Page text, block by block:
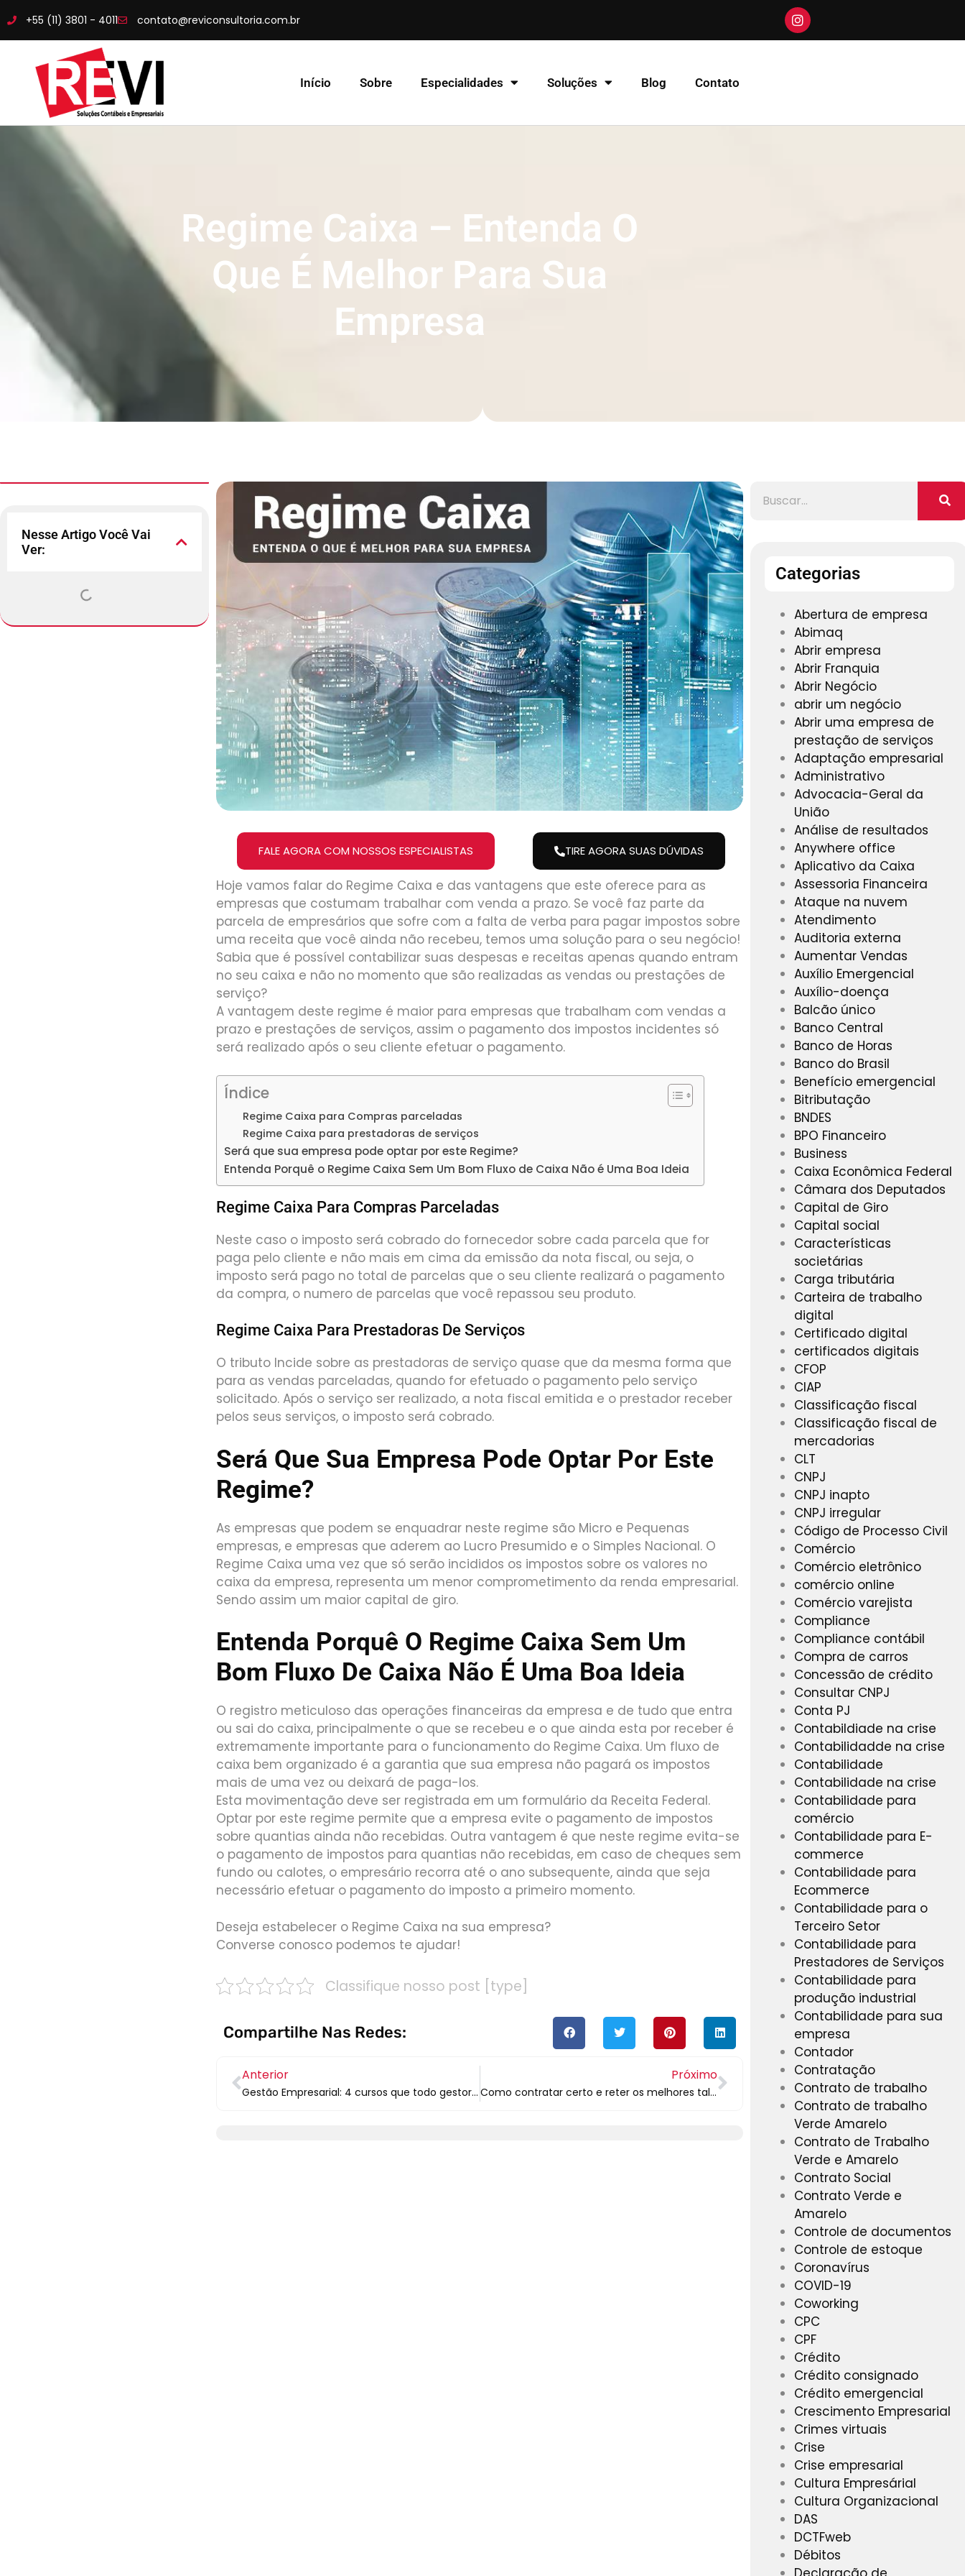
+55 (11) 3801 - 4011 contato@reviconsultoria.com.br
Início Sobre Especialidades Soluções Blog Contato
Regime Caixa – Entenda O
Que É Melhor Para Sua
Empresa
Nesse Artigo Você Vai
Ver:
FALE AGORA COM NOSSOS ESPECIALISTAS TIRE AGORA SUAS DÚVIDAS
Hoje vamos falar do Regime Caixa e das vantagens que este oferece para as
empresas que costumam trabalhar com venda a prazo. Se você faz parte da
parcela de empresários que sofre com a falta de verba para pagar impostos sobre
uma receita que você ainda não recebeu, temos uma solução para o seu negócio!
Sabia que é possível contabilizar suas despesas e receitas apenas quando entram
no seu caixa e não no momento que são realizadas as vendas ou prestações de
serviço?
A vantagem deste regime é maior para empresas que trabalham com vendas a
prazo e prestações de serviços, assim o pagamento dos impostos incidentes só
será realizado após o seu cliente efetuar o pagamento.
Índice
Regime Caixa para Compras parceladas
Regime Caixa para prestadoras de serviços
Será que sua empresa pode optar por este Regime?
Entenda Porquê o Regime Caixa Sem Um Bom Fluxo de Caixa Não é Uma Boa Ideia
Regime Caixa Para Compras Parceladas
Neste caso o imposto será cobrado do fornecedor sobre cada parcela que for
paga pelo cliente e não mais em cima da emissão da nota fiscal, ou seja, o
imposto será pago no total de parcelas que o seu cliente realizará o pagamento
da compra, o numero de parcelas que você repassou seu produto.
Regime Caixa Para Prestadoras De Serviços
O tributo Incide sobre as prestadoras de serviço quase que da mesma forma que
para as vendas parceladas, quando for efetuado o pagamento pelo serviço
solicitado. Após o serviço ser realizado, a nota fiscal emitida e o prestador receber
pelos seus serviços, o imposto será cobrado.
Será Que Sua Empresa Pode Optar Por Este
Regime?
As empresas que podem se enquadrar neste regime são Micro e Pequenas
empresas, e empresas que aderem ao Lucro Presumido e o Simples Nacional. O
Regime Caixa uma vez que só serão incididos os impostos sobre os valores no
caixa da empresa, representa um menor comprometimento da renda empresarial.
Sendo assim um maior capital de giro.
Entenda Porquê O Regime Caixa Sem Um
Bom Fluxo De Caixa Não É Uma Boa Ideia
O registro meticuloso das operações financeiras da empresa e de tudo que entra
ou sai do caixa, principalmente o que se recebeu e o que ainda esta por receber é
extremamente importante para o funcionamento do Regime Caixa. Um fluxo de
caixa bem organizado é a garantia que sua empresa não pagará os impostos
mais de uma vez ou deixará de paga-los.
Esta movimentação deve ser registrada em um formulário da Receita Federal.
Optar por este regime permite que a empresa evite o pagamento de impostos
sobre quantias ainda não recebidas. Outra vantagem é que neste regime evita-se
o pagamento de impostos para quantias não recebidas, em caso de cheques sem
fundo ou calotes, o empresário recorra até o ano subsequente, ainda que seja
necessário efetuar o pagamento do imposto a primeiro momento.
Deseja estabelecer o Regime Caixa na sua empresa?
Converse conosco podemos te ajudar!
Classifique nosso post [type]
Compartilhe Nas Redes:
Anterior
Gestão Empresarial: 4 cursos que todo gestor deve fazer!
Próximo
Como contratar certo e reter os melhores talentos em sua empresa?
Categorias
Abertura de empresa
Abimaq
Abrir empresa
Abrir Franquia
Abrir Negócio
abrir um negócio
Abrir uma empresa de
prestação de serviços
Adaptação empresarial
Administrativo
Advocacia-Geral da
União
Análise de resultados
Anywhere office
Aplicativo da Caixa
Assessoria Financeira
Ataque na nuvem
Atendimento
Auditoria externa
Aumentar Vendas
Auxílio Emergencial
Auxílio-doença
Balcão único
Banco Central
Banco de Horas
Banco do Brasil
Benefício emergencial
Bitributação
BNDES
BPO Financeiro
Business
Caixa Econômica Federal
Câmara dos Deputados
Capital de Giro
Capital social
Características
societárias
Carga tributária
Carteira de trabalho
digital
Certificado digital
certificados digitais
CFOP
CIAP
Classificação fiscal
Classificação fiscal de
mercadorias
CLT
CNPJ
CNPJ inapto
CNPJ irregular
Código de Processo Civil
Comércio
Comércio eletrônico
comércio online
Comércio varejista
Compliance
Compliance contábil
Compra de carros
Concessão de crédito
Consultar CNPJ
Conta PJ
Contabildiade na crise
Contabilidadde na crise
Contabilidade
Contabilidade na crise
Contabilidade para
comércio
Contabilidade para E-
commerce
Contabilidade para
Ecommerce
Contabilidade para o
Terceiro Setor
Contabilidade para
Prestadores de Serviços
Contabilidade para
produção industrial
Contabilidade para sua
empresa
Contador
Contratação
Contrato de trabalho
Contrato de trabalho
Verde Amarelo
Contrato de Trabalho
Verde e Amarelo
Contrato Social
Contrato Verde e
Amarelo
Controle de documentos
Controle de estoque
Coronavírus
COVID-19
Coworking
CPC
CPF
Crédito
Crédito consignado
Crédito emergencial
Crescimento Empresarial
Crimes virtuais
Crise
Crise empresarial
Cultura Empresárial
Cultura Organizacional
DAS
DCTFweb
Débitos